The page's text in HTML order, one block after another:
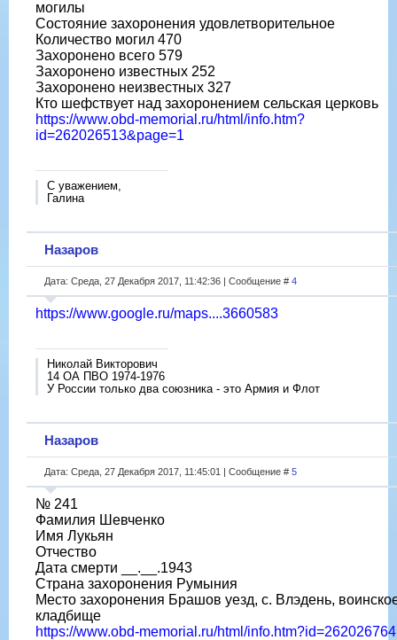
могилы
Состояние захоронения удовлетворительное
Количество могил 470
Захоронено всего 579
Захоронено известных 252
Захоронено неизвестных 327
Кто шефствует над захоронением сельская церковь
https://www.obd-memorial.ru/html/info.htm?
id=262026513&page=1
С уважением,
Галина
Назаров
Дата: Среда, 27 Декабря 2017, 11:42:36 | Сообщение # 4
https://www.google.ru/maps....3660583
Николай Викторович
14 ОА ПВО 1974-1976
У России только два союзника - это Армия и Флот
Назаров
Дата: Среда, 27 Декабря 2017, 11:45:01 | Сообщение # 5
№ 241
Фамилия Шевченко
Имя Лукьян
Отчество
Дата смерти __.__.1943
Страна захоронения Румыния
Место захоронения Брашов уезд, с. Влэдень,
кладбище
https://www.obd-memorial.ru/html/info.htm?id=262026764